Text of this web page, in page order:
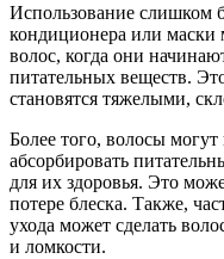
Использование слишком
кондиционера или маски
волос, когда они
питательных веществ.
становятся тяжелыми,
Более того, волосы
абсорбировать
для их здоровья. Это
потере блеска. Также,
ухода может сделать
и ломкости.